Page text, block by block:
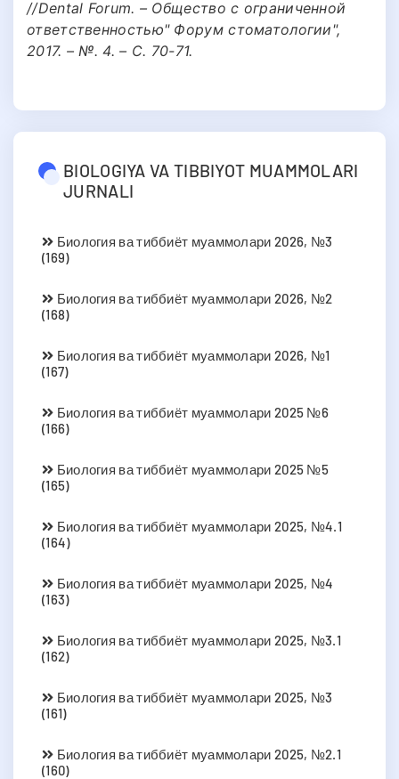
//Dental Forum. – Общество с ограниченной
ответственностью" Форум стоматологии",
2017. – №. 4. – С. 70-71.
BIOLOGIYA VA TIBBIYOT MUAMMOLARI
JURNALI
Биология ва тиббиёт муаммолари 2026, №3
(169)
Биология ва тиббиёт муаммолари 2026, №2
(168)
Биология ва тиббиёт муаммолари 2026, №1
(167)
Биология ва тиббиёт муаммолари 2025 №6
(166)
Биология ва тиббиёт муаммолари 2025 №5
(165)
Биология ва тиббиёт муаммолари 2025, №4.1
(164)
Биология ва тиббиёт муаммолари 2025, №4
(163)
Биология ва тиббиёт муаммолари 2025, №3.1
(162)
Биология ва тиббиёт муаммолари 2025, №3
(161)
Биология ва тиббиёт муаммолари 2025, №2.1
(160)